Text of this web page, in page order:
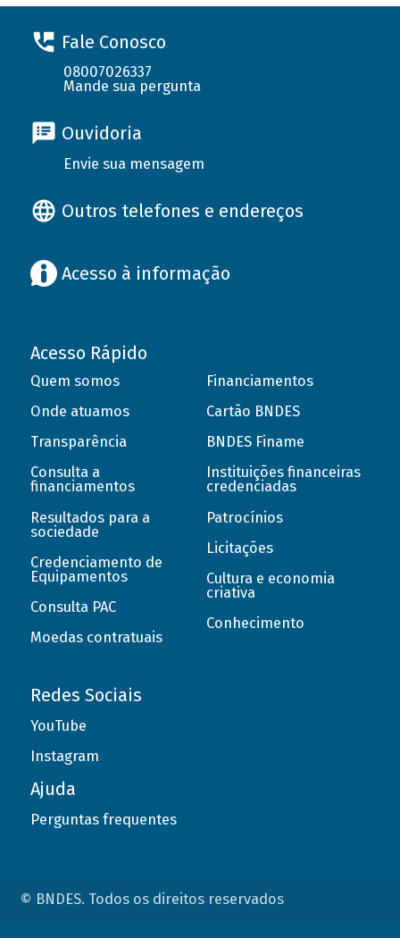
Fale Conosco
08007026337
Mande sua pergunta
Ouvidoria
Envie sua mensagem
Outros telefones e endereços
Acesso à informação
Acesso Rápido
Quem somos
Onde atuamos
Transparência
Consulta a
financiamentos
Resultados para a
sociedade
Credenciamento de
Equipamentos
Consulta PAC
Moedas contratuais
Financiamentos
Cartão BNDES
BNDES Finame
Instituições financeiras
credenciadas
Patrocínios
Licitações
Cultura e economia
criativa
Conhecimento
Redes Sociais
YouTube
Instagram
Ajuda
Perguntas frequentes
© BNDES. Todos os direitos reservados